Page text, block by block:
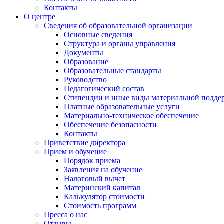
Контакты
О центре
Сведения об образовательной организации
Основные сведения
Структура и органы управления
Документы
Образование
Образовательные стандарты
Руководство
Педагогический состав
Стипендии и иные виды материальной
Платные образовательные услуги
Материально-техническое обеспечение
Обеспечение безопасности
Контакты
Приветствие директора
Прием и обучение
Порядок приема
Заявления на обучение
Налоговый вычет
Материнский капитал
Калькулятор стоимости
Стоимость программ
Пресса о нас